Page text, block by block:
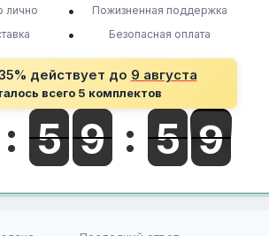
лично •
Пожизненная поддержка
• Безопасная оплата
действует до 9 августа
всего 5 комплектов